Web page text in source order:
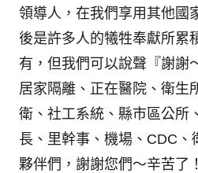
領導人，在我們享用其他國
後是許多人的犧牲奉獻所累
有，但我們可以說聲『謝謝
居家隔離、正在醫院、衛生
衛、社工系統、縣市區公所
長、里幹事、機場、CDC、
夥伴們，謝謝您們～辛苦了！